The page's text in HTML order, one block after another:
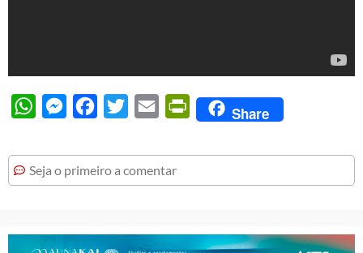
WhatsAppMessengerFacebook
Twitter Email PrintFriendly
Share
Seja o primeiro a comentar